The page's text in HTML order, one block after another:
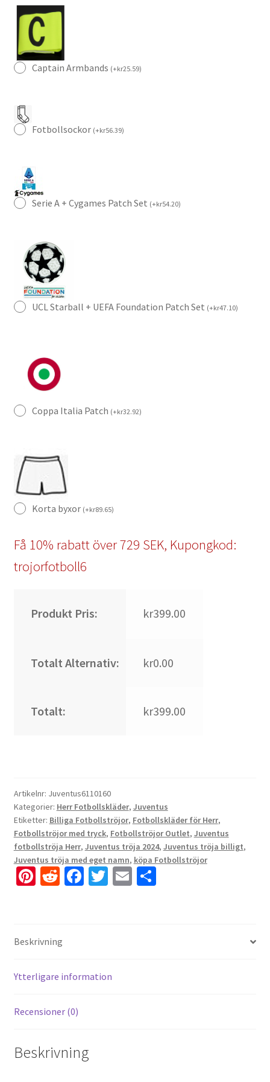
mängd
Captain Armbands (+kr25.59)
Fotbollsockor (+kr56.39)
Serie A + Cygames Patch Set (+kr54.20)
UCL Starball + UEFA Foundation Patch Set (+kr47.10)
Coppa Italia Patch (+kr32.92)
Korta byxor (+kr89.65)
Få 10% rabatt över 729 SEK, Kupongkod:
trojorfotboll6
Produkt Pris: kr399.00
Totalt Alternativ: kr0.00
Totalt: kr399.00
Artikelnr: Juventus6110160
Kategorier: Herr Fotbollskläder, Juventus
Etiketter: Billiga Fotbollströjor, Fotbollskläder för Herr,
Fotbollströjor med tryck, Fotbollströjor Outlet, Juventus
fotbollströja Herr, Juventus tröja 2024, Juventus tröja billigt,
Juventus tröja med eget namn, köpa Fotbollströjor
Pi
es
R
di
t
Fa
k
T E D
Beskrivning
Ytterligare information
Recensioner (0)
Beskrivning